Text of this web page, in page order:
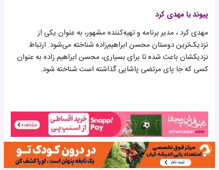
پیوند با مهدی کرد
مهدی کرد ، مدیر برنامه و تهیه‌کننده مشهور، به عنوان یکی از
نزدیک‌ترین دوستان محسن ابراهیم‌زاده شناخته می‌شود. ارتباط
نزدیکشان باعث شده تا برای بسیاری، محسن ابراهیم زاده به عنوان
کسی که جا پای مرتضی پاشایی گذاشته است شناخته شود.